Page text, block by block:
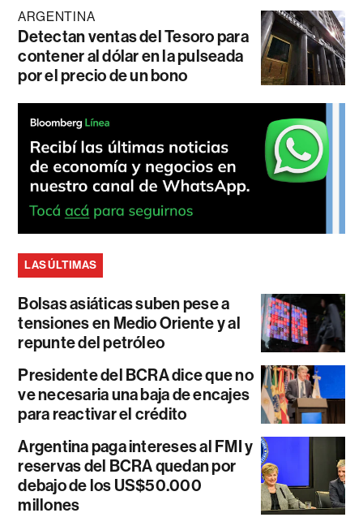
ARGENTINA
Detectan ventas del Tesoro para
contener al dólar en la pulseada
por el precio de un bono
LAS ÚLTIMAS
Bolsas asiáticas suben pese a
tensiones en Medio Oriente y al
repunte del petróleo
Presidente del BCRA dice que no
ve necesaria una baja de encajes
para reactivar el crédito
Argentina paga intereses al FMI y
reservas del BCRA quedan por
debajo de los US$50.000
millones